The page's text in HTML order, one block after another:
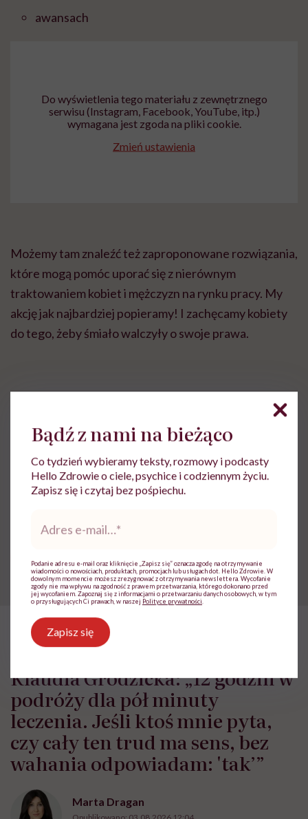
awansach
Do wyświetlenia tego materiału z zewnętrznego
serwisu (Instagram, Facebook, YouTube, itp.)
wymagana jest zgoda na pliki cookie.
Zmień ustawienia
Możemy tam znaleźć też zaproponowane rozwiązania,
które mogą pomóc uporać się z nierównym
traktowaniem kobiet i mężczyzn na rynku pracy. My
akcję jak najbardziej popieramy! I zachęcamy kobiety
do tego, żeby śmiało walczyły o swoje prawa.
Ewelina Kaczmarczyk
był bliski. Związana była m.in. z TVN,
Polską Agencją Prasową i Wirtualną Polską
HelloZdrowie: Życie
Klaudia Grodzicka: „12 godzin w
podróży dla pół minuty
leczenia. Jeśli ktoś mnie pyta,
czy cały ten trud ma sens, bez
wahania odpowiadam: 'tak’”
Marta Dragan
Bądź z nami na bieżąco
Co tydzień wybieramy teksty, rozmowy i podcasty
Hello Zdrowie o ciele, psychice i codziennym życiu.
Zapisz się i czytaj bez pośpiechu.
mail*
Podanie adresu e-mail oraz kliknięcie „Zapisz się” oznacza zgodę na otrzymywanie
wiadomości o nowościach, produktach, promocjach lub usługach dot. Hello Zdrowie. W
dowolnym momencie możesz zrezygnować z otrzymywania newslettera. Wycofanie
zgody nie ma wpływu na zgodność z prawem przetwarzania, którego dokonano przed
jej wycofaniem. Zapoznaj się z informacjami o przetwarzaniu danych osobowych, w tym
o przysługujących Ci prawach, w naszej Polityce prywatności
Zapisz się